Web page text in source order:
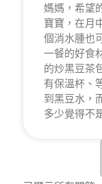
媽媽，希望
寶寶，在月
個消水腫也
一餐的好食
的炒黑豆茶
有保溫杯、
到黑豆水，
多少覺得不